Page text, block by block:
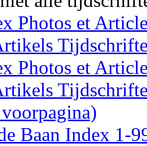
Photos et
Photos et
Baan Index 1-